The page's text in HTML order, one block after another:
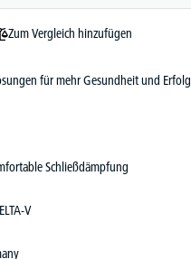
Zum Vergleich hinzufügen
für mehr Gesundheit und Erfolg
Schließdämpfung
V